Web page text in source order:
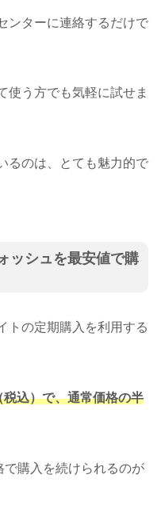
ンターに連絡するだけで
使う方でも気軽に試せま
るのは、とても魅力的で
ッシュを最安値で購
トの定期購入を利用する
込）で、通常価格の半
購入を続けられるのが